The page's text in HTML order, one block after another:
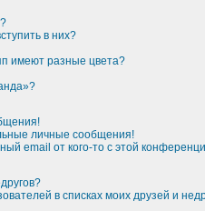
в них?
имеют разные цвета?
личные сообщения!
email от кого-то с этой
в списках моих друзей и